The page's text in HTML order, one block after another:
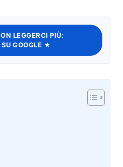
LEGGERCI PIÙ:
GOOGLE ★